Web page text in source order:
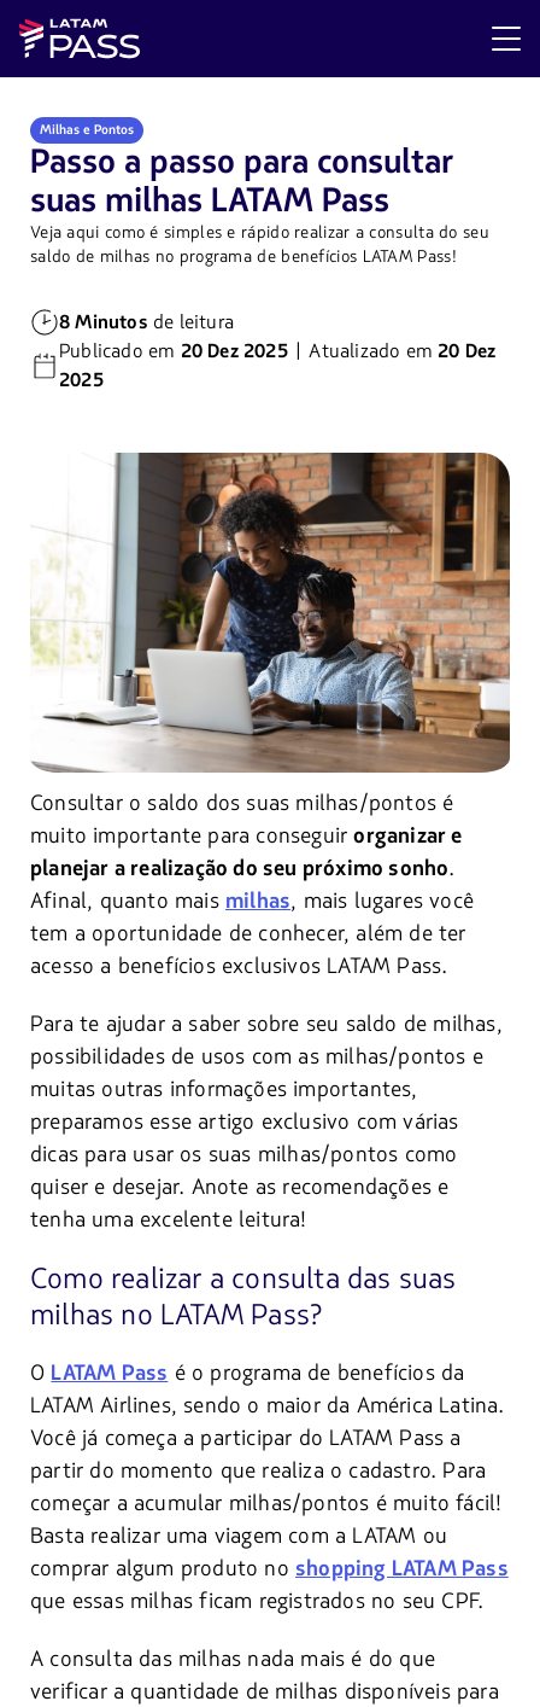
Milhas e Pontos
Passo a passo para consultar
suas milhas LATAM Pass
Veja aqui como é simples e rápido realizar a consulta do seu
saldo de milhas no programa de benefícios LATAM Pass!
8 Minutos de leitura
Publicado em 20 Dez 2025| Atualizado em 20 Dez
2025
Consultar o saldo dos suas milhas/pontos é
muito importante para conseguirorganizar e
planejar a realização do seu próximo sonho.
Afinal, quanto mais milhas, mais lugares você
tem a oportunidade de conhecer, além de ter
acesso a benefícios exclusivos LATAM Pass.
Para te ajudar a saber sobre seu saldo de milhas,
possibilidades de usos com as milhas/pontos e
muitas outras informações importantes,
preparamos esse artigo exclusivo com várias
dicas para usar os suas milhas/pontos como
quiser e desejar. Anote as recomendações e
tenha uma excelente leitura!
Como realizar a consulta das suas
milhas no LATAM Pass?
O LATAM Pass é o programa de benefícios da
LATAM Airlines, sendo o maior da América Latina.
Você já começa a participar do LATAM Pass a
partir do momento que realiza o cadastro. Para
começar a acumular milhas/pontos é muito fácil!
Basta realizar uma viagem com a LATAM ou
comprar algum produto no shopping LATAM Pass
que essas milhas ficam registrados no seu CPF.
A consulta das milhas nada mais é do que
verificar a quantidade de milhas disponíveis para